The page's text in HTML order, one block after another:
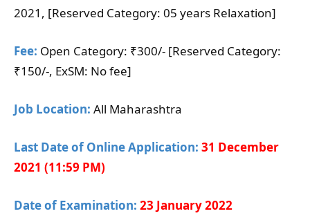
2021, [Reserved Category: 05 years Relaxation]
Fee: Open Category: ₹300/- [Reserved Category:
₹150/-, ExSM: No fee]
Job Location: All Maharashtra
Last Date of Online Application: 31 December
2021 (11:59 PM)
Date of Examination: 23 January 2022